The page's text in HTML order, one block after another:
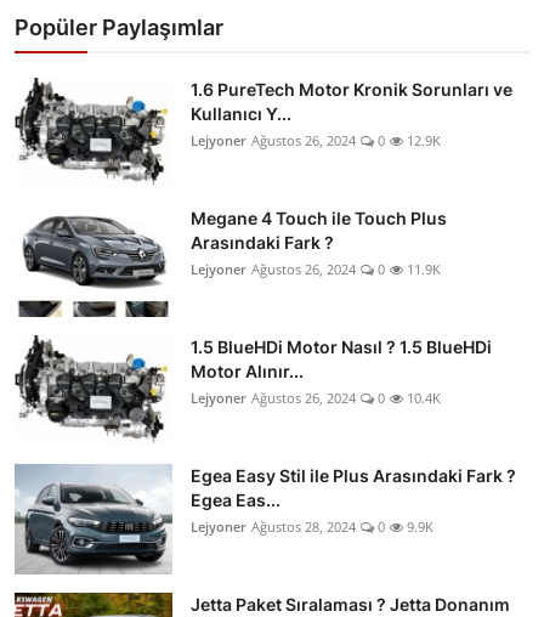
Sigorta & Kasko
Yakıt, LPG & Elektrikli
Popüler Paylaşımlar
1.6 PureTech Motor Kronik Sorunları ve
Kullanıcı Y...
Lejyoner Ağustos 26, 2024 0 12.9K
Megane 4 Touch ile Touch Plus
Arasındaki Fark ?
Lejyoner Ağustos 26, 2024 0 11.9K
1.5 BlueHDi Motor Nasıl ? 1.5 BlueHDi
Motor Alınır...
Lejyoner Ağustos 26, 2024 0 10.4K
Egea Easy Stil ile Plus Arasındaki Fark ?
Egea Eas...
Lejyoner Ağustos 28, 2024 0 9.9K
Jetta Paket Sıralaması ? Jetta Donanım